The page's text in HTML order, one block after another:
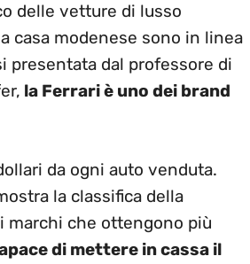
delle vetture di lusso
casa modenese sono in linea
presentata dal professore di
la Ferrari è uno dei brand
da ogni auto venduta.
la classifica della
marchi che ottengono più
di mettere in cassa il